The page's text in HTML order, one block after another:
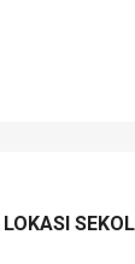
LOKASI